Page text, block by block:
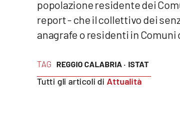
Destinazioni
TAG REGGIO CALABRIA · ISTAT
Tutti gli articoli di Attualità
popolazione residente dei
report - che il collettivo dei
anagrafe o residenti in Comuni